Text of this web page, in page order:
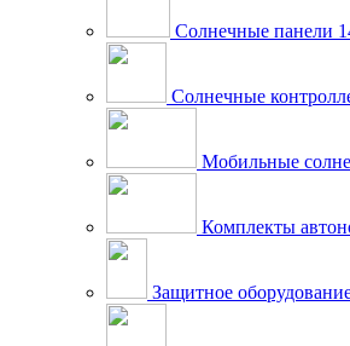
Солнечные панели
Солнечные
Мобильные
Комплекты
Защитное